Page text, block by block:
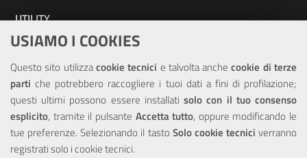
USIAMO I COOKIES
Questo sito utilizzacookie tecnici e talvolta anchecookie di terze
parti che potrebbero raccogliere i tuoi dati a fini di profilazione;
questi ultimi possono essere installatisolo con il tuo consenso
esplicito, tramite il pulsante Accetta tutto, oppure modificando le
tue preferenze. Selezionando il tasto Solo cookie tecnici verranno
registrati solo i cookie tecnici.
UTILITY
Sitemap
NOTE LEGALI
Note Legali